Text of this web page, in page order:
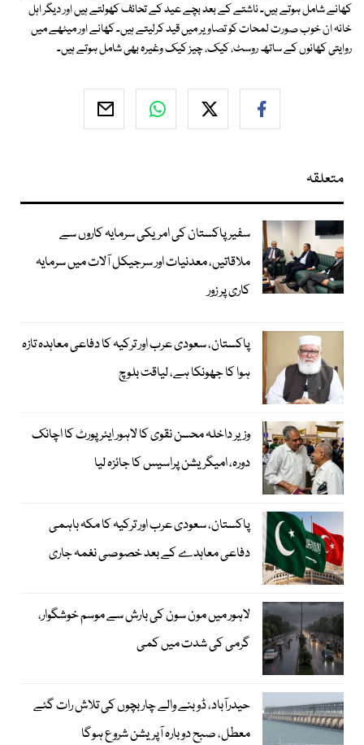
کھانے شامل ہوتے ہیں۔ ناشتے کے بعد بچے عید کے تحائف کھولتے ہیں اور دیگر اہل
خانہ ان خوب صورت لمحات کو تصاویر میں قید کرلیتے ہیں۔ کھانے اور میٹھے میں
روایتی کھانوں کے ساتھ روسٹ، کیک، چیز کیک وغیرہ بھی شامل ہوتے ہیں۔
متعلقہ
سفیر پاکستان کی امریکی سرمایہ کاروں سے
ملاقاتیں، معدنیات اور سرجیکل آلات میں سرمایہ
کاری پر زور
پاکستان، سعودی عرب اور ترکیہ کا دفاعی معاہدہ تازہ
ہوا کا جھونکا ہے، لیاقت بلوچ
وزیر داخلہ محسن نقوی کا لاہور ایئر پورٹ کا اچانک
دورہ، امیگریشن پراسیس کا جائزہ لیا
پاکستان، سعودی عرب اور ترکیہ کا مکہ باہمی
دفاعی معاہدے کے بعد خصوصی نغمہ جاری
لاہور میں مون سون کی بارش سے موسم خوشگوار،
گرمی کی شدت میں کمی
حیدرآباد، ڈوبنے والے چار بچوں کی تلاش رات گئے
معطل، صبح دوبارہ آپریشن شروع ہوگا